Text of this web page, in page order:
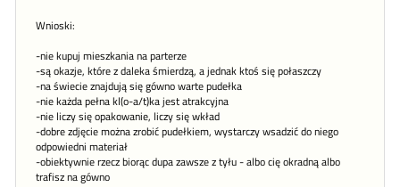
Wnioski:
-nie kupuj mieszkania na parterze
-są okazje, które z daleka śmierdzą, a jednak ktoś się połaszczy
-na świecie znajdują się gówno warte pudełka
-nie każda pełna kl(o-a/t)ka jest atrakcyjna
-nie liczy się opakowanie, liczy się wkład
-dobre zdjęcie można zrobić pudełkiem, wystarczy wsadzić do niego
odpowiedni materiał
-obiektywnie rzecz biorąc dupa zawsze z tyłu - albo cię okradną albo
trafisz na gówno